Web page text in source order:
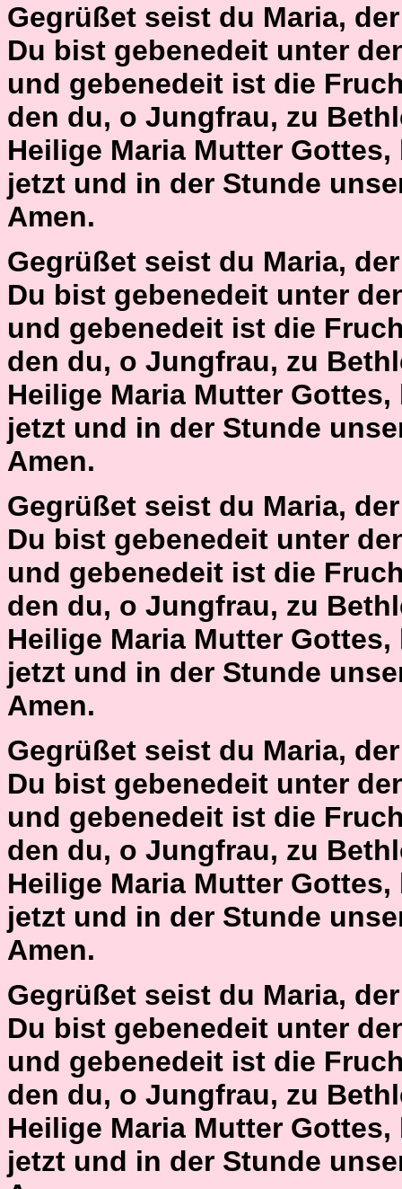
Gegrüßet seist du Maria,
Du bist gebenedeit unter
und gebenedeit ist die
den du, o Jungfrau, zu
Heilige Maria Mutter
jetzt und in der Stunde
Amen.
Gegrüßet seist du Maria,
Du bist gebenedeit unter
und gebenedeit ist die
den du, o Jungfrau, zu
Heilige Maria Mutter
jetzt und in der Stunde
Amen.
Gegrüßet seist du Maria,
Du bist gebenedeit unter
und gebenedeit ist die
den du, o Jungfrau, zu
Heilige Maria Mutter
jetzt und in der Stunde
Amen.
Gegrüßet seist du Maria,
Du bist gebenedeit unter
und gebenedeit ist die
den du, o Jungfrau, zu
Heilige Maria Mutter
jetzt und in der Stunde
Amen.
Gegrüßet seist du Maria,
Du bist gebenedeit unter
und gebenedeit ist die
den du, o Jungfrau, zu
Heilige Maria Mutter
jetzt und in der Stunde